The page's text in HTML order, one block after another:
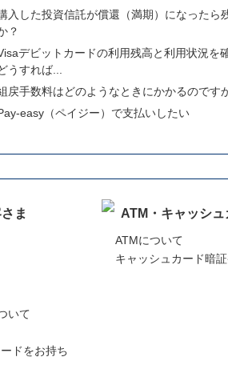
入した投資信託が償還（満期）になったら
？
デビットカードの利用残高と利用状況を
うすれば...
戻手数料はどのようなときにかかるのです
easy（ペイジー）で支払いしたい
ま
いて
ドをお持ち
ATM・キャッシ
ATMについて
キャッシュカード暗